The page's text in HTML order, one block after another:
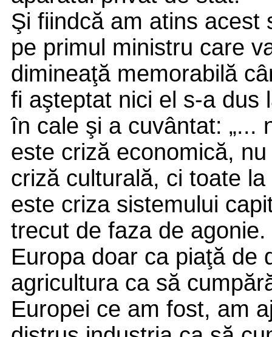
Şi fiindcă am atins acest
pe primul ministru care
dimineaţă memorabilă
fi aşteptat nici el s-a dus
în cale şi a cuvântat: „...
este criză economică,
criză culturală, ci toate
este criza sistemului
trecut de faza de
Europa doar ca piaţă de
agricultura ca să
Europei ce am fost, am